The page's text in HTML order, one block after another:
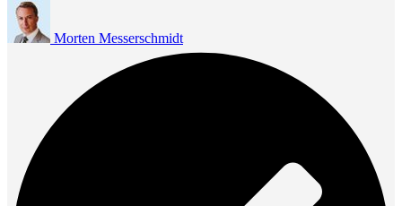
Morten Messerschmidt